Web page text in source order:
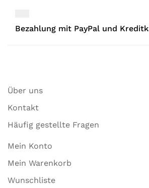
Bezahlung mit PayPal und
Über uns
Kontakt
Häufig gestellte Fragen
Mein Konto
Mein Warenkorb
Wunschliste